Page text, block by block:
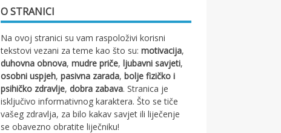
O STRANICI
Na ovoj stranici su vam raspoloživi korisni
tekstovi vezani za teme kao što su:motivacija,
duhovna obnova,mudre priče,ljubavni savjeti,
osobni uspjeh,pasivna zarada,bolje fizičko i
psihičko zdravlje,dobra zabava. Stranica je
isključivo informativnog karaktera. Što se tiče
vašeg zdravlja, za bilo kakav savjet ili liječenje
se obavezno obratite liječniku!